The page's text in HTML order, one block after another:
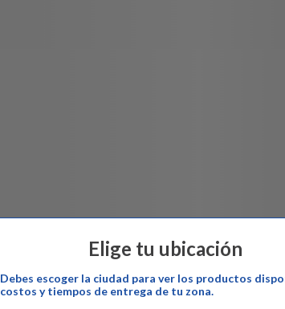
Elige tu ubicación
Debes escoger la ciudad para ver los productos
costos y tiempos de entrega de tu zona.